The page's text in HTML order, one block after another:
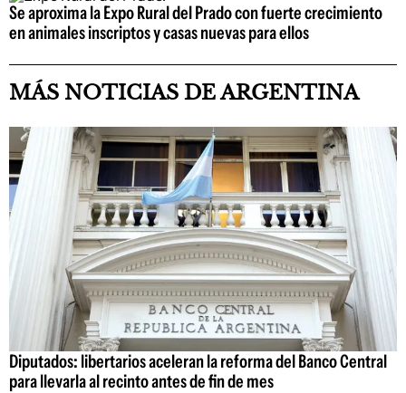
Se aproxima la Expo Rural del Prado con fuerte crecimiento
en animales inscriptos y casas nuevas para ellos
MÁS NOTICIAS DE ARGENTINA
Diputados: libertarios aceleran la reforma del Banco Central
para llevarla al recinto antes de fin de mes